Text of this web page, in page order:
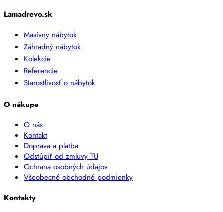
Lamadrevo.sk
Masívny nábytok
Záhradný nábytok
Kolekcie
Referencie
Starostlivosť o nábytok
O nákupe
O nás
Kontakt
Doprava a platba
Odstúpiť od zmluvy TU
Ochrana osobných údajov
Všeobecné obchodné podmienky
Kontakty